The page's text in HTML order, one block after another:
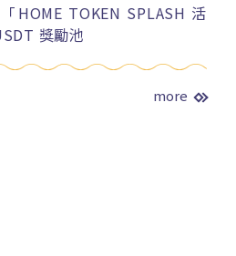
HOME TOKEN SPLASH 活
獎勵池
more